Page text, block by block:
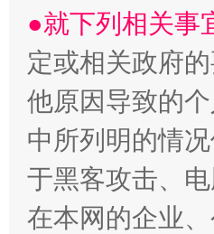
全民健身五年计划来了！
●就下列相关事
定或相关政府
他原因导致的个
中所列明的情
于黑客攻击、
在本网的企业